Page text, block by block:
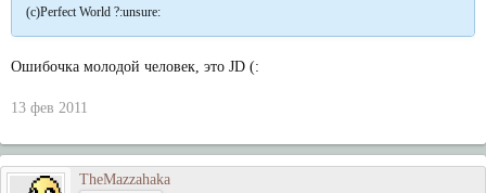
(c)Perfect World ?:unsure:
Ошибочка молодой человек, это JD (:
13 фев 2011
TheMazzahaka